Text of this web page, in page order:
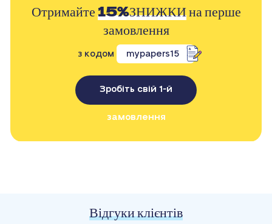
Отримайте15%ЗНИЖКИна перше
замовлення
з кодом mypapers15
Зробіть свій 1-й
замовлення
Відгуки клієнтів